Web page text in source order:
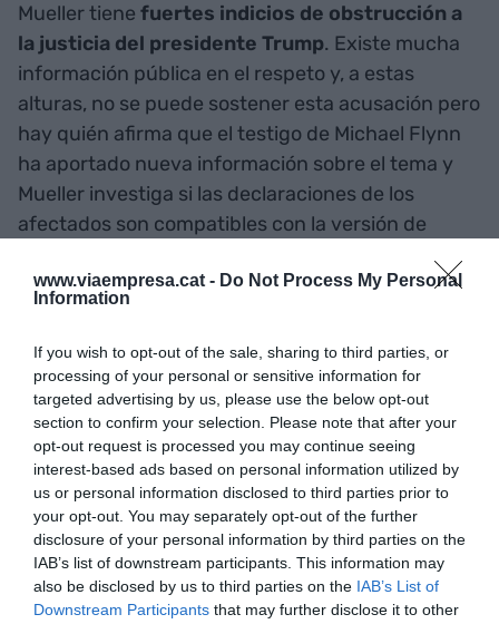
www.viaempresa.cat - Do Not Process My Personal
Information
If you wish to opt-out of the sale, sharing to third parties, or
processing of your personal or sensitive information for
targeted advertising by us, please use the below opt-out
section to confirm your selection. Please note that after your
opt-out request is processed you may continue seeing
interest-based ads based on personal information utilized by
us or personal information disclosed to third parties prior to
your opt-out. You may separately opt-out of the further
disclosure of your personal information by third parties on the
IAB’s list of downstream participants. This information may
also be disclosed by us to third parties on the IAB’s List of
Downstream Participants that may further disclose it to other
Mueller tiene fuertes indicios de obstrucción a
la justicia del presidente Trump. Existe mucha
información pública en el respeto y, a estas
alturas, no se puede sostener esta acusación pero
hay quién afirma que el testigo de Michael Flynn
ha aportado nueva información sobre el tema y
Mueller investiga si las declaraciones de los
afectados son compatibles con la versión de
será esencial para establecer si existe
Ciudadanía y Davos
Jueves el presidente Trump se quitó decidido a
afrontar el problema de losdreamers. Dijo que
había que hacer trabajo bipartidista para otorgar
la ciudadanía americana a los
dreamers
de entre
10 y 12 años, cosa que, en linea con la negociación
para abrir el Gobierno, sorprendió los oficiales de